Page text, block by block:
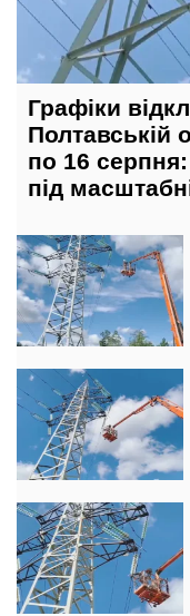
Графіки
Полтавській
по 16
під